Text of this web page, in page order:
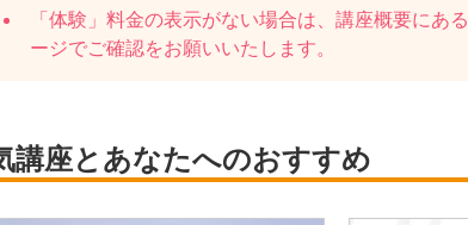
「体験」料金の表示がない場合は、講座概要にある
ージでご確認をお願いいたします。